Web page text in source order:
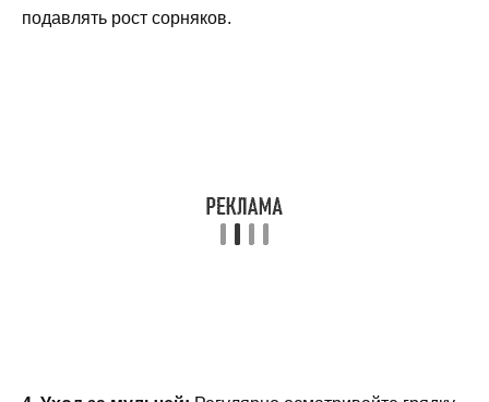
подавлять рост сорняков.